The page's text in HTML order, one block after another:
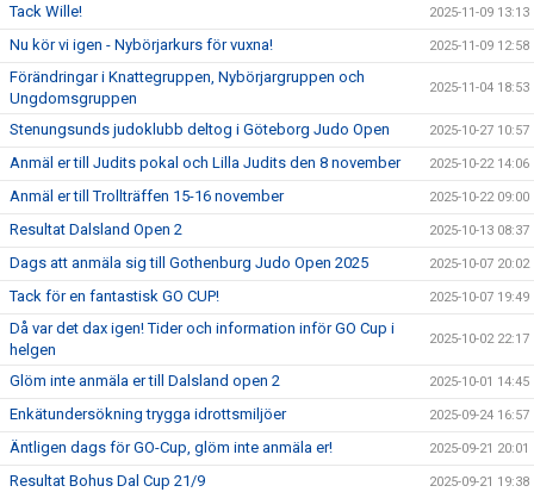
Tack Wille! 2025-11-09 13:13
Nu kör vi igen - Nybörjarkurs för vuxna! 2025-11-09 12:58
Förändringar i Knattegruppen, Nybörjargruppen och
Ungdomsgruppen
2025-11-04 18:53
Stenungsunds judoklubb deltog i Göteborg Judo Open 2025-10-27 10:57
Anmäl er till Judits pokal och Lilla Judits den 8 november 2025-10-22 14:06
Anmäl er till Trollträffen 15-16 november 2025-10-22 09:00
Resultat Dalsland Open 2 2025-10-13 08:37
Dags att anmäla sig till Gothenburg Judo Open 2025 2025-10-07 20:02
Tack för en fantastisk GO CUP! 2025-10-07 19:49
Då var det dax igen! Tider och information inför GO Cup i
helgen
2025-10-02 22:17
Glöm inte anmäla er till Dalsland open 2 2025-10-01 14:45
Enkätundersökning trygga idrottsmiljöer 2025-09-24 16:57
Äntligen dags för GO-Cup, glöm inte anmäla er! 2025-09-21 20:01
Resultat Bohus Dal Cup 21/9 2025-09-21 19:38